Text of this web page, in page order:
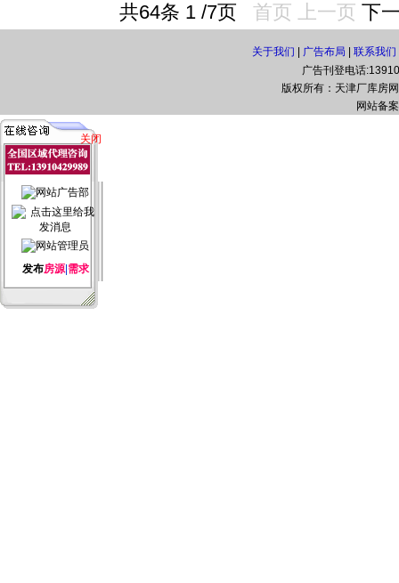
共64条 1 /7页 首页 上一页 下
关于我们 广告布局 联系我们
广告刊登电话
版权所有：天津厂库房
网站备
关闭
发布房源| 需求